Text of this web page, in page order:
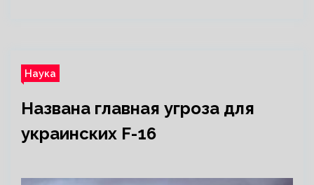
Наука
Названа главная угроза для
украинских F-16